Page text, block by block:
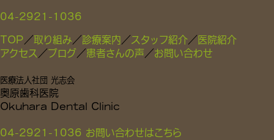
04-2921-1036
TOP／取り組み／診療案内／スタッフ紹介／医院紹介
アクセス ／ブログ／患者さんの声／お問い合わせ
医療法人社団 光志会
奥原歯科医院
Okuhara Dental Clinic
04-2921-1036 お問い合わせはこちら